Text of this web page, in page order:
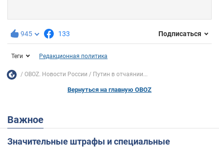
945 133 Подписаться
Теги Редакционная политика
OBOZ. Новости России Путин в отчаянии...
Вернуться на главную OBOZ
Важное
Значительные штрафы и специальные